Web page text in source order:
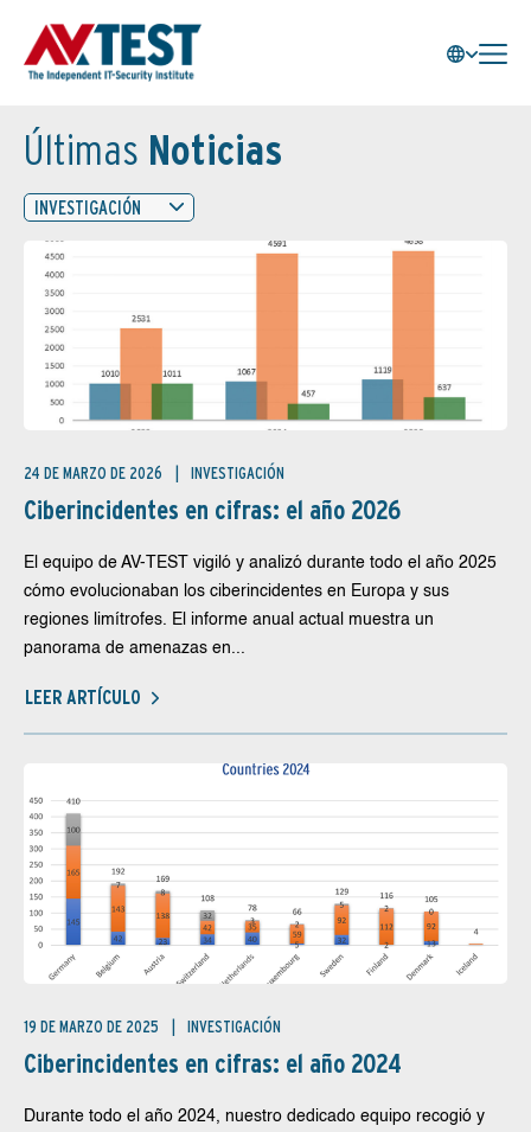
Últimas Noticias
INVESTIGACIÓN
24 DE MARZO DE 2026 INVESTIGACIÓN
Ciberincidentes en cifras: el año 2026
El equipo de AV-TEST vigiló y analizó durante todo el año 2025
cómo evolucionaban los ciberincidentes en Europa y sus
regiones limítrofes. El informe anual actual muestra un
panorama de amenazas en...
LEER ARTÍCULO
19 DE MARZO DE 2025 INVESTIGACIÓN
Ciberincidentes en cifras: el año 2024
Durante todo el año 2024, nuestro dedicado equipo recogió y